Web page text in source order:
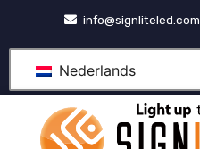
inhoud
info@signliteled.com
Nederlands